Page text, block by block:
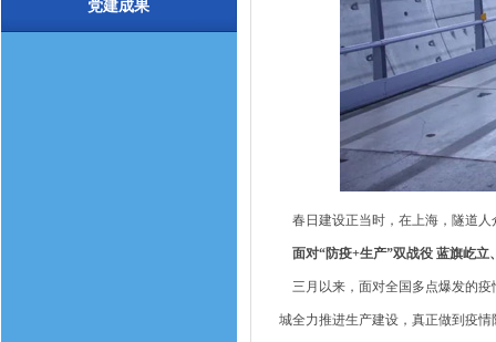
党建成果
春日建设正当时，在上海，隧道人
面对“防疫+生产”双战役 蓝旗屹立
三月以来，面对全国多点爆发的疫
城全力推进生产建设，真正做到疫